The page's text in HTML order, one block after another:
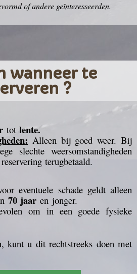
of andere geïnteresseerden.
wanneer te
?
totlente.
Alleen bij goed weer. Bij
slechte weersomstandigheden
terugbetaald.
eventuele schade geldt alleen
70 jaar en jonger.
om in een goede fysieke
kunt u dit rechtstreeks doen met